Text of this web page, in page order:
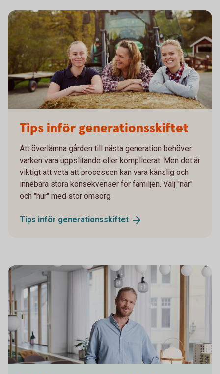
Tips inför generationsskiftet
Att överlämna gården till nästa generation behöver
varken vara uppslitande eller komplicerat. Men det är
viktigt att veta att processen kan vara känslig och
innebära stora konsekvenser för familjen. Välj "när"
och "hur" med stor omsorg.
Tips inför generationsskiftet